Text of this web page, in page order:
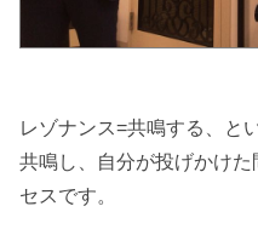
レゾナンス=共鳴する、と
共鳴し、自分が投げかけ
セスです。